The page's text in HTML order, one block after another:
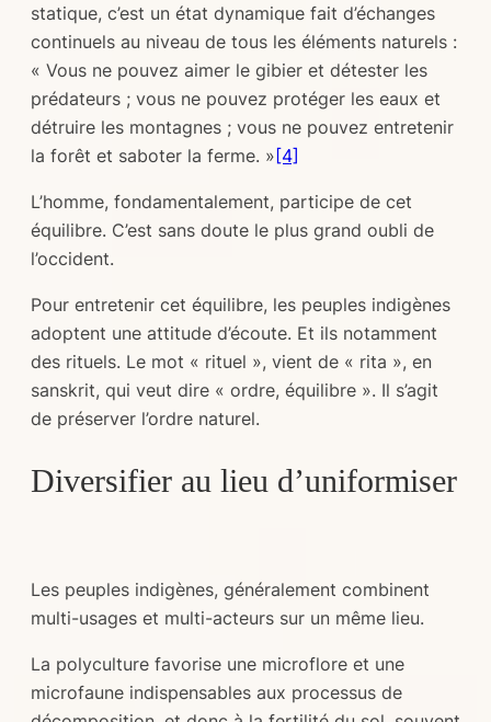
statique, c’est un état dynamique fait d’échanges
continuels au niveau de tous les éléments naturels :
« Vous ne pouvez aimer le gibier et détester les
prédateurs ; vous ne pouvez protéger les eaux et
détruire les montagnes ; vous ne pouvez entretenir
la forêt et saboter la ferme. »[4]
L’homme, fondamentalement, participe de cet
équilibre. C’est sans doute le plus grand oubli de
l’occident.
Pour entretenir cet équilibre, les peuples indigènes
adoptent une attitude d’écoute. Et ils notamment
des rituels. Le mot « rituel », vient de « rita », en
sanskrit, qui veut dire « ordre, équilibre ». Il s’agit
de préserver l’ordre naturel.
Diversifier au lieu d’uniformiser
Les peuples indigènes, généralement combinent
multi-usages et multi-acteurs sur un même lieu.
La polyculture favorise une microflore et une
microfaune indispensables aux processus de